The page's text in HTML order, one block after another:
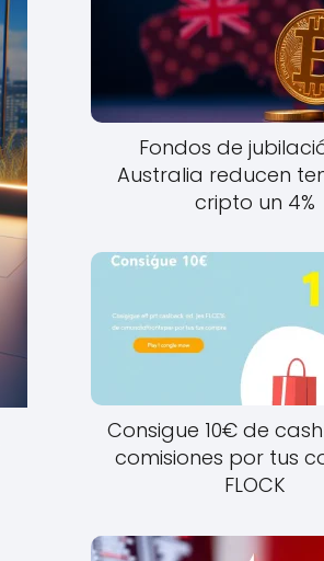
Fondos de
Australia reducen
cripto un 4%
Consigue 10€ de
comisiones por tus
FLOCK